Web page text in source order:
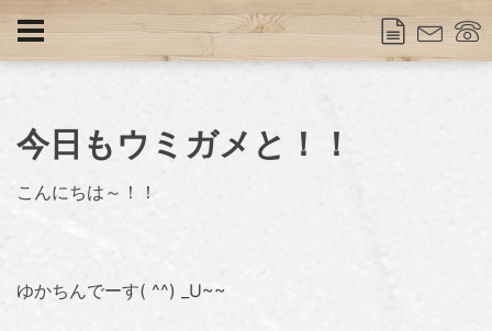
今日もウミガメと！！
こんにちは～！！
ゆかちんでーす( ^^) _U~~